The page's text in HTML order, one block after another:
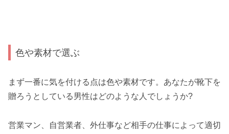
色や素材で選ぶ
まず一番に気を付ける点は色や素材です。あなたが靴下を
贈ろうとしている男性はどのような人でしょうか?
営業マン、自営業者、外仕事など相手の仕事によって適切